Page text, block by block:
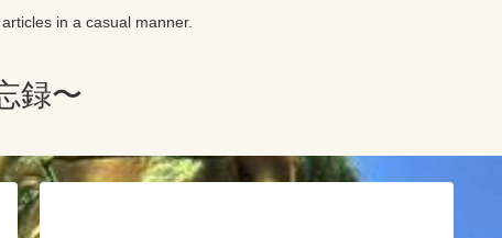
in a casual manner.
録〜